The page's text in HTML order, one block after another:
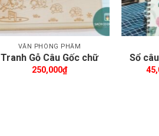
VĂN PHÒNG PHẨM
Tranh Gỗ Câu Gốc chữ
nhật Shalom
250,000₫
Sổ